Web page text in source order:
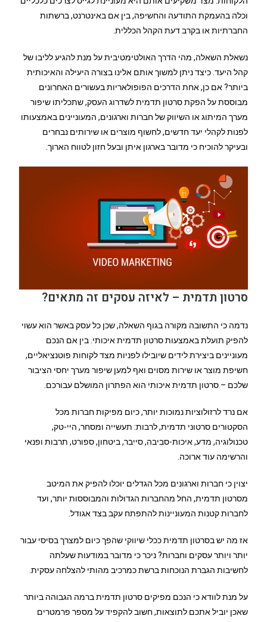
וכלה בהעמקת התודעה והחשיפה, בין אם באינטרנט, ברשתות
החברתיות או בקרב דעת הקהל הכללית.
נשאלת השאלה, מהי הדרך האולטימטיבית על מנת להגיע לליבו של
קהל היעד. כיצד ניתן למשוך אותם אלינו בצורה היעילה והאיכותית
ביותר? אם כן, אחת הדרכים הפופולאריות בעשורים האחרונים
מבוססת על הפקת סרטון תדמית לשדרוג העסק, שתכליתו שיפור
מערך המיתוג או השיווק של חברות וארגונים, המעוניינים באמצעותו
לפנות לקהלי יעד חדשים, לחשוף מוצרים או שירותים נבחרים
ובעיקר להוכיח כי מדובר בארגון איתן ובעל חזון לטווח הארוך.
סרטון תדמית – לאיזה עסקים זה מתאים?
נדמה כי התשובה מקורה בגוף השאלה, שכן כל עסק באשר הוא עשוי
להפיק תועלת באמצעות סרטון תדמית איכותי. בין אם הנכם
מעוניינים ביצירת לידים שיובילו לפניות מצד לקוחות פוטנציאליים,
חשיפת מוצר או שירות מסוים ואף למען שיפור מערך יחסי הציבור
שלכם – סרטון תדמית איכותי הוא הפתרון המושלם עבורכם.
אם נרד לרזולוציות נמוכות יותר, כיום מפיקות חברות מכל
הסקטורים סרטוני תדמית, לרבות: תעשייה ומסחר, היי-טק,
טכנולוגיה, מדע, איכות-סביבה, סייבר, ביטחון, ספורט, תרבות ופנאי
והרשימה עוד ארוכה.
יצוין כי חברות וארגונים מכל הגדלים יוכלו להפיק את המיטב
מסרטון תדמית, החל מהחברות הגדולות והמבוססות יותר, ועד
לחברות קטנות המעוניינות להתפתח עקב בצד אגודל.
אז מה יש בסרטון תדמית ככלי שיווקי שהפך כיום למצרך בסיסי עבור
יותר ויותר עסקים וחברות? ניכר כי מדובר במודעות שעלתה
לחשיבות הגברת הנוכחות ברשת כמרכיב מהותי להצלחה עסקית.
על מנת לוודא כי הנכם מפיקים סרטון תדמית ברמה הגבוהה ביותר
שאכן יוביל אתכם לתוצאות, חשוב להקפיד על מספר פרמטרים